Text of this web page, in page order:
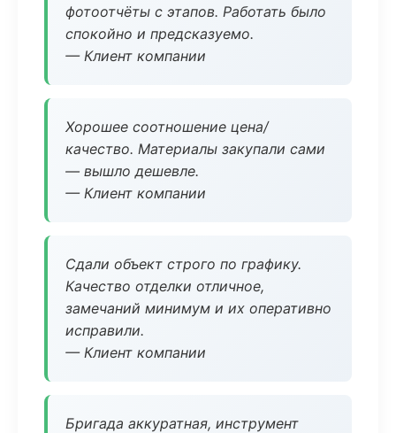
фотоотчёты с этапов. Работать было
спокойно и предсказуемо.
— Клиент компании
Хорошее соотношение цена/
качество. Материалы закупали сами
— вышло дешевле.
— Клиент компании
Сдали объект строго по графику.
Качество отделки отличное,
замечаний минимум и их оперативно
исправили.
— Клиент компании
Бригада аккуратная, инструмент